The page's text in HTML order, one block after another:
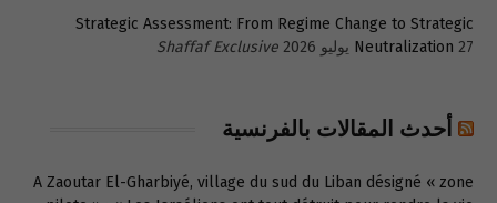
Strategic Assessment: From Regime Change to Strategic
Neutralization 27 يوليو 2026 Shaffaf Exclusive
أحدث المقالات بالفرنسية
A Zaoutar El-Gharbiyé, village du sud du Liban désigné « zone